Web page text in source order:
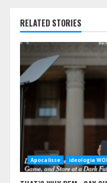
RELATED STORIES
Apocalisse ideologia